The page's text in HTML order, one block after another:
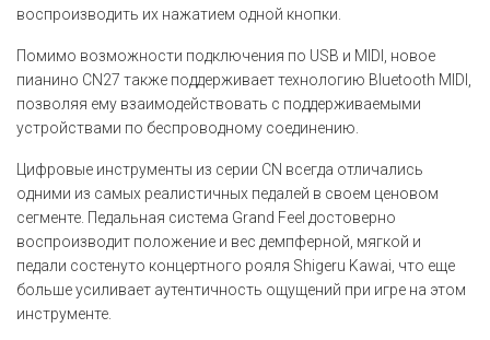
воспроизводить их нажатием одной кнопки.
Помимо возможности подключения по USB и MIDI, новое
пианино CN27 также поддерживает технологию Bluetooth MIDI,
позволяя ему взаимодействовать с поддерживаемыми
устройствами по беспроводному соединению.
Цифровые инструменты из серии CN всегда отличались
одними из самых реалистичных педалей в своем ценовом
сегменте. Педальная система Grand Feel достоверно
воспроизводит положение и вес демпферной, мягкой и
педали состенуто концертного рояля Shigeru Kawai, что еще
больше усиливает аутентичность ощущений при игре на этом
инструменте.